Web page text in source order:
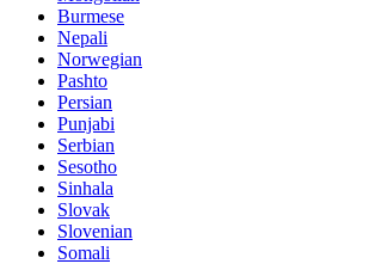
Burmese
Nepali
Norwegian
Pashto
Persian
Punjabi
Serbian
Sesotho
Sinhala
Slovak
Slovenian
Somali